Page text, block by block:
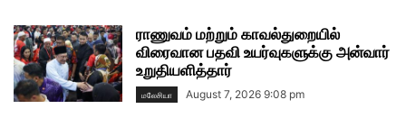
ராணுவம் மற்றும் காவல்துறையில்
விரைவான பதவி உயர்வுகளுக்கு அன்வார்
உறுதியளித்தார்
மலேசியா August 7, 2026 9:08 pm